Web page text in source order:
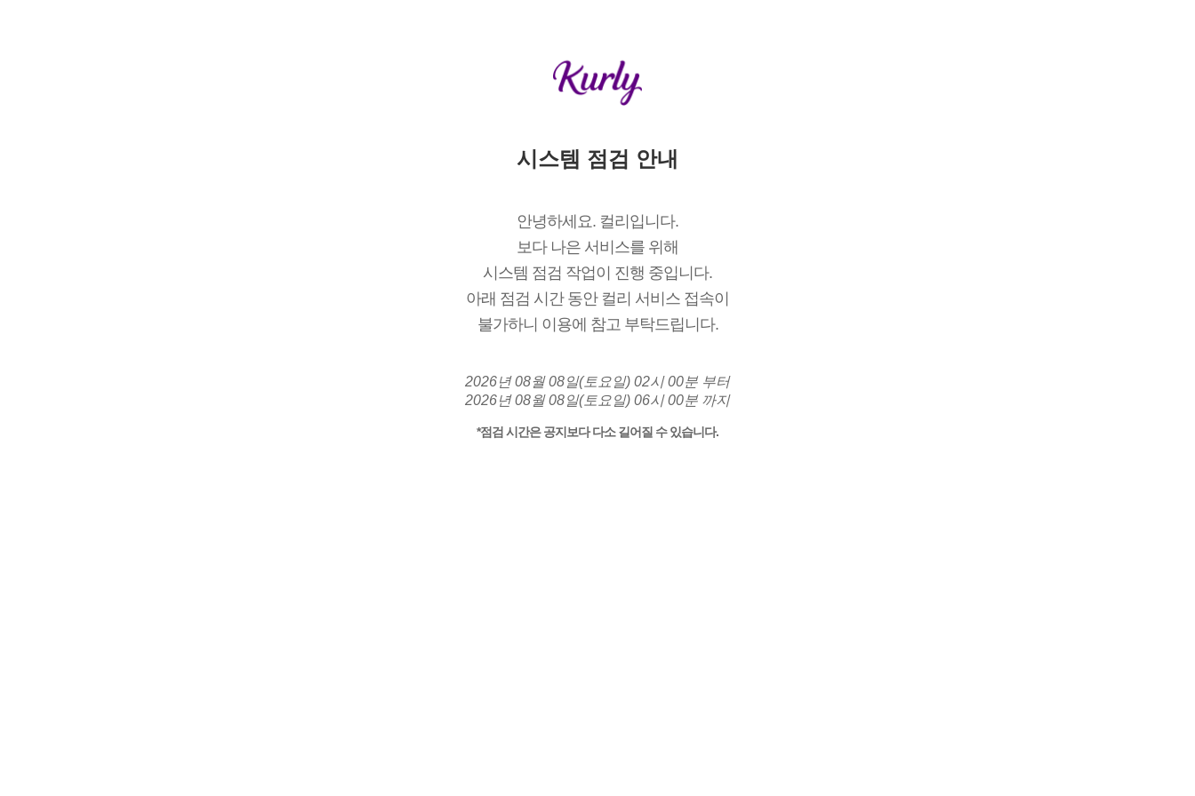
시스템 점검 안내
안녕하세요. 컬리입니다.
보다 나은 서비스를 위해
시스템 점검 작업이 진행 중입니다.
아래 점검 시간 동안 컬리 서비스 접속이
불가하니 이용에 참고 부탁드립니다.
2026년 08월 08일(토요일) 02시 00분 부터
2026년 08월 08일(토요일) 06시 00분 까지
*점검 시간은 공지보다 다소 길어질 수 있습니다.